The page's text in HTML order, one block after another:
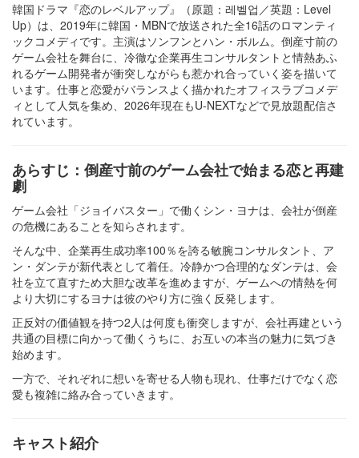
韓国ドラマ『恋のレベルアップ』（原題：레벨업／英題：Level
Up）は、2019年に韓国・MBNで放送された全16話のロマンティ
ックコメディです。主演はソンフンとハン・ボルム。倒産寸前の
ゲーム会社を舞台に、冷徹な企業再生コンサルタントと情熱あふ
れるゲーム開発者が衝突しながらも惹かれ合っていく姿を描いて
います。仕事と恋愛がバランスよく描かれたオフィスラブコメデ
ィとして人気を集め、2026年現在もU-NEXTなどで見放題配信さ
れています。
あらすじ：倒産寸前のゲーム会社で始まる恋と再建
劇
ゲーム会社「ジョイバスター」で働くシン・ヨナは、会社が倒産
の危機にあることを知らされます。
そんな中、企業再生成功率100％を誇る敏腕コンサルタント、ア
ン・ダンテが新代表として着任。冷静かつ合理的なダンテは、会
社を立て直すため大胆な改革を進めますが、ゲームへの情熱を何
より大切にするヨナは彼のやり方に強く反発します。
正反対の価値観を持つ2人は何度も衝突しますが、会社再建という
共通の目標に向かって働くうちに、お互いの本当の魅力に気づき
始めます。
一方で、それぞれに想いを寄せる人物も現れ、仕事だけでなく恋
愛も複雑に絡み合っていきます。
キャスト紹介